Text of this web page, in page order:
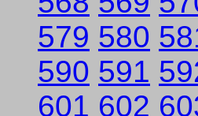
579 580
590 591
601 602